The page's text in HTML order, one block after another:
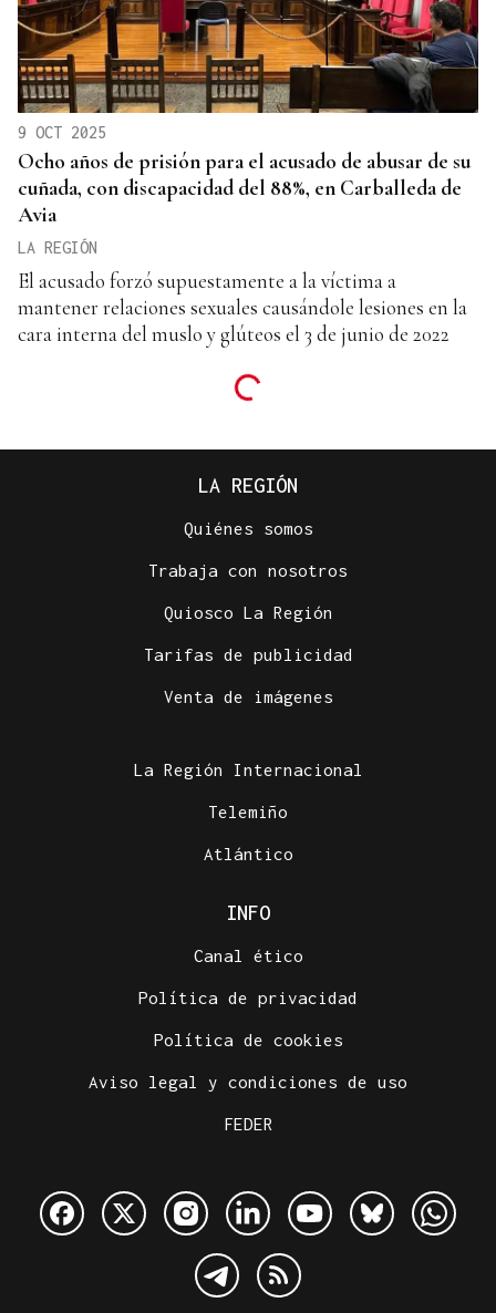
9 OCT 2025
Ocho años de prisión para el acusado de abusar de su
cuñada, con discapacidad del 88%, en Carballeda de
Avia
LA REGIÓN
El acusado forzó supuestamente a la víctima a
mantener relaciones sexuales causándole lesiones en la
cara interna del muslo y glúteos el 3 de junio de 2022
LA REGIÓN
Quiénes somos
Trabaja con nosotros
Quiosco La Región
Tarifas de publicidad
Venta de imágenes
La Región Internacional
Telemiño
Atlántico
INFO
Canal ético
Política de privacidad
Política de cookies
Aviso legal y condiciones de uso
FEDER